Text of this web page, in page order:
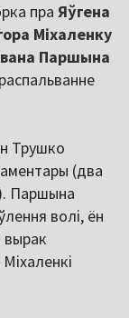
пра Яўгена
Міхаленку
Паршына
Трушко
(два
Паршына
волі, ён
вырак